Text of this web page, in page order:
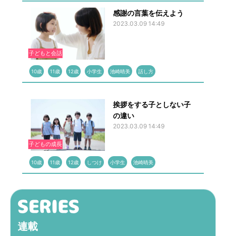
子どもと会話
感謝の言葉を伝えよう
2023.03.09 14:49
10歳 11歳 12歳 小学生 池崎晴美 話し方
子どもの成長
挨拶をする子としない子
の違い
2023.03.09 14:49
10歳 11歳 12歳 しつけ 小学生 池崎晴美
連載